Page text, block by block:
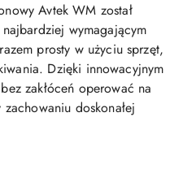
Avtek WM został
wymagającym
prosty w użyciu sprzęt,
Dzięki innowacyjnym
zakłóceń operować na
doskonałej